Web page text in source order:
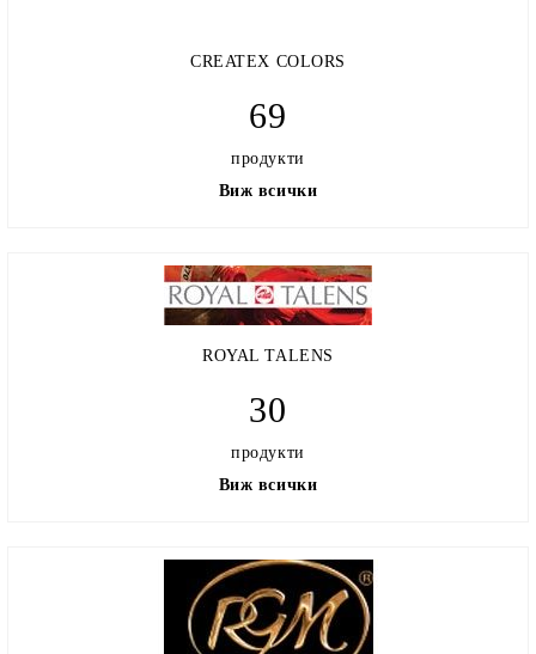
CREATEX COLORS
69
продукти
Виж всички
ROYAL TALENS
30
продукти
Виж всички